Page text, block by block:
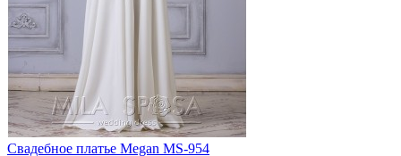
Свадебное платье Megan MS-954